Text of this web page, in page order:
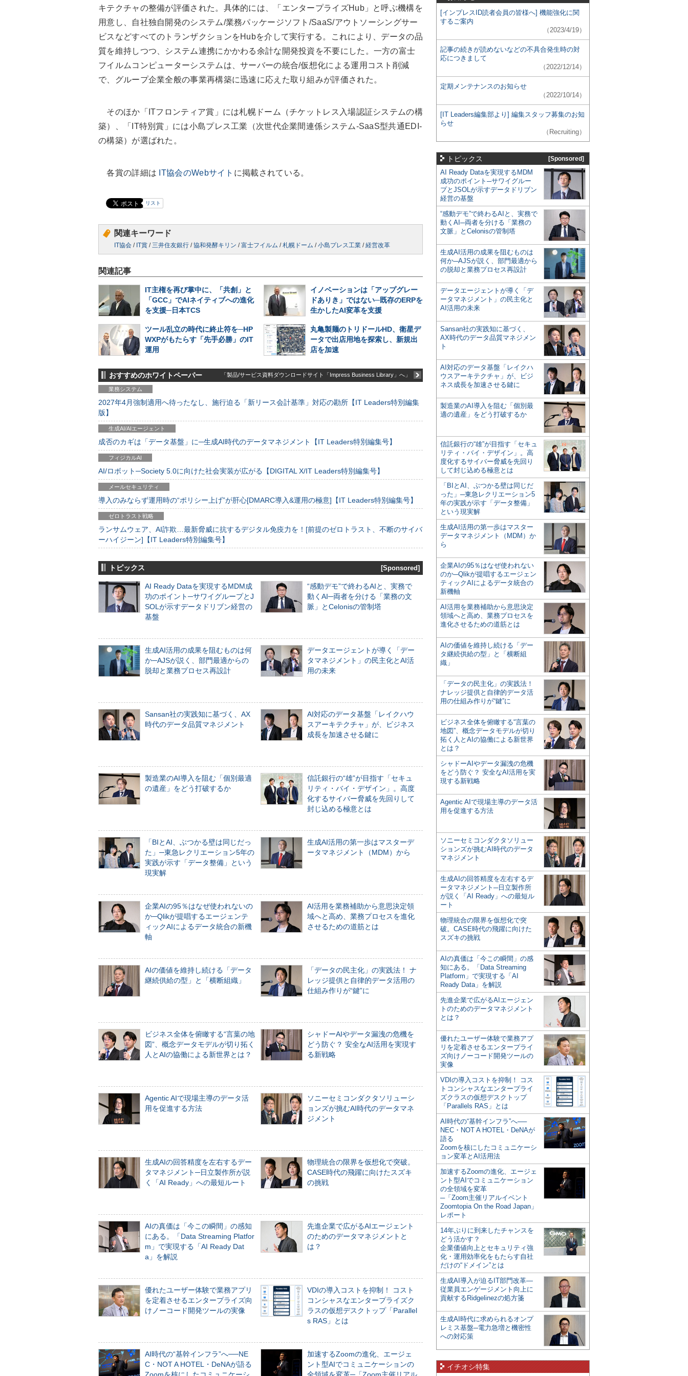
キテクチャの整備が評価された。具体的には、「エンタープライズHub」と呼ぶ機構を
用意し、自社独自開発のシステム/業務パッケージソフト/SaaS/アウトソーシングサー
ビスなどすべてのトランザクションをHubを介して実行する。これにより、データの品
質を維持しつつ、システム連携にかかわる余計な開発投資を不要にした。一方の富士
フイルムコンピューターシステムは、サーバーの統合/仮想化による運用コスト削減
で、グループ企業全般の事業再構築に迅速に応えた取り組みが評価された。
そのほか「ITフロンティア賞」には札幌ドーム（チケットレス入場認証システムの構
築）、「IT特別賞」には小島プレス工業（次世代企業間連係システム-SaaS型共通EDI-
の構築）が選ばれた。
各賞の詳細は IT協会のWebサイト に掲載されている。
リスト
関連キーワード
IT協会 / IT賞 /三井住友銀行 /協和発酵キリン /富士フイルム /札幌ドーム /小島プレス工業 /経営改革
関連記事
IT主権を再び掌中に、「共創」と
「GCC」でAIネイティブへの進化
を支援─日本TCS
イノベーションは「アップグレー
ドありき」ではない─既存のERPを
生かしたAI変革を支援
ツール乱立の時代に終止符を─HP
WXPがもたらす「先手必勝」のIT
運用
丸亀製麺のトリドールHD、衛星デ
ータで出店用地を探索し、新規出
店を加速
おすすめのホワイトペーパー 「製品/サービス資料ダウンロードサイト「Impress Business Library」へ」
業務システム
2027年4月強制適用へ待ったなし、施行迫る「新リース会計基準」対応の勘所【IT Leaders特別編集
版】
生成AI/AIエージェント
成否のカギは「データ基盤」に─生成AI時代のデータマネジメント【IT Leaders特別編集号】
フィジカルAI
AI/ロボット─Society 5.0に向けた社会実装が広がる【DIGITAL X/IT Leaders特別編集号】
メールセキュリティ
導入のみならず運用時の“ポリシー上げ”が肝心[DMARC導入&運用の極意]【IT Leaders特別編集号】
ゼロトラスト戦略
ランサムウェア、AI詐欺…最新脅威に抗するデジタル免疫力を！[前提のゼロトラスト、不断のサイバ
ーハイジーン]【IT Leaders特別編集号】
トピックス [Sponsored]
AI Ready Dataを実現するMDM成
功のポイント─サワイグループとJ
SOLが示すデータドリブン経営の
基盤
“感動デモ”で終わるAIと、実務で
動くAI─両者を分ける「業務の文
脈」とCelonisの管制塔
生成AI活用の成果を阻むものは何
か─AJSが説く、部門最適からの
脱却と業務プロセス再設計
データエージェントが導く「デー
タマネジメント」の民主化とAI活
用の未来
Sansan社の実践知に基づく、AX
時代のデータ品質マネジメント
AI対応のデータ基盤「レイクハウ
スアーキテクチャ」が、ビジネス
成長を加速させる鍵に
製造業のAI導入を阻む「個別最適
の遺産」をどう打破するか
信託銀行の“雄”が目指す「セキュ
リティ・バイ・デザイン」。高度
化するサイバー脅威を先回りして
封じ込める極意とは
「BIとAI、ぶつかる壁は同じだっ
た」─東急レクリエーション5年の
実践が示す「データ整備」という
現実解
生成AI活用の第一歩はマスターデ
ータマネジメント（MDM）から
企業AIの95％はなぜ使われないの
か─Qlikが提唱するエージェンテ
ィックAIによるデータ統合の新機
軸
AI活用を業務補助から意思決定領
域へと高め、業務プロセスを進化
させるための道筋とは
AIの価値を維持し続ける「データ
継続供給の型」と「横断組織」
「データの民主化」の実践法！ ナ
レッジ提供と自律的データ活用の
仕組み作りが“鍵”に
ビジネス全体を俯瞰する“言葉の地
図”、概念データモデルが切り拓く
人とAIの協働による新世界とは？
シャドーAIやデータ漏洩の危機を
どう防ぐ？ 安全なAI活用を実現す
る新戦略
Agentic AIで現場主導のデータ活
用を促進する方法
ソニーセミコンダクタソリューシ
ョンズが挑むAI時代のデータマネ
ジメント
生成AIの回答精度を左右するデー
タマネジメント─日立製作所が説
く「AI Ready」への最短ルート
物理統合の限界を仮想化で突破。
CASE時代の飛躍に向けたスズキ
の挑戦
AIの真価は「今この瞬間」の感知
にある。「Data Streaming Platfor
m」で実現する「AI Ready Dat
a」を解説
先進企業で広がるAIエージェント
のためのデータマネジメントと
は？
優れたユーザー体験で業務アプリ
を定着させるエンタープライズ向
けノーコード開発ツールの実像
VDIの導入コストを抑制！ コスト
コンシャスなエンタープライズク
ラスの仮想デスクトップ「Parallel
s RAS」とは
AI時代の“基幹インフラ”へ──NE
C・NOT A HOTEL・DeNAが語る
加速するZoomの進化、エージェ
ント型AIでコミュニケーションの
[インプレスID読者会員の皆様へ] 機能強化に関
するご案内
（2023/4/19）
記事の続きが読めないなどの不具合発生時の対
応につきまして
（2022/12/14）
定期メンテナンスのお知らせ
（2022/10/14）
[IT Leaders編集部より] 編集スタッフ募集のお知
らせ
（Recruiting）
トピックス [Sponsored]
AI Ready Dataを実現するMDM
成功のポイント─サワイグルー
プとJSOLが示すデータドリブン
経営の基盤
“感動デモ”で終わるAIと、実務で
動くAI─両者を分ける「業務の
文脈」とCelonisの管制塔
生成AI活用の成果を阻むものは
何か─AJSが説く、部門最適から
の脱却と業務プロセス再設計
データエージェントが導く「デ
ータマネジメント」の民主化と
AI活用の未来
Sansan社の実践知に基づく、
AX時代のデータ品質マネジメン
ト
AI対応のデータ基盤「レイクハ
ウスアーキテクチャ」が、ビジ
ネス成長を加速させる鍵に
製造業のAI導入を阻む「個別最
適の遺産」をどう打破するか
信託銀行の“雄”が目指す「セキュ
リティ・バイ・デザイン」。高
度化するサイバー脅威を先回り
して封じ込める極意とは
「BIとAI、ぶつかる壁は同じだ
った」─東急レクリエーション5
年の実践が示す「データ整備」
という現実解
生成AI活用の第一歩はマスター
データマネジメント（MDM）か
ら
企業AIの95％はなぜ使われない
のか─Qlikが提唱するエージェン
ティックAIによるデータ統合の
新機軸
AI活用を業務補助から意思決定
領域へと高め、業務プロセスを
進化させるための道筋とは
AIの価値を維持し続ける「デー
タ継続供給の型」と「横断組
織」
「データの民主化」の実践法！
ナレッジ提供と自律的データ活
用の仕組み作りが“鍵”に
ビジネス全体を俯瞰する“言葉の
地図”、概念データモデルが切り
拓く人とAIの協働による新世界
とは？
シャドーAIやデータ漏洩の危機
をどう防ぐ？ 安全なAI活用を実
現する新戦略
Agentic AIで現場主導のデータ活
用を促進する方法
ソニーセミコンダクタソリュー
ションズが挑むAI時代のデータ
マネジメント
生成AIの回答精度を左右するデ
ータマネジメント─日立製作所
が説く「AI Ready」への最短ル
ート
物理統合の限界を仮想化で突
破。CASE時代の飛躍に向けた
スズキの挑戦
AIの真価は「今この瞬間」の感
知にある。「Data Streaming
Platform」で実現する「AI
Ready Data」を解説
先進企業で広がるAIエージェン
トのためのデータマネジメント
とは？
優れたユーザー体験で業務アプ
リを定着させるエンタープライ
ズ向けノーコード開発ツールの
実像
VDIの導入コストを抑制！ コス
トコンシャスなエンタープライ
ズクラスの仮想デスクトップ
「Parallels RAS」とは
AI時代の“基幹インフラ”へ──
NEC・NOT A HOTEL・DeNAが
語る
Zoomを核にしたコミュニケーシ
ョン変革とAI活用法
加速するZoomの進化、エージェ
ント型AIでコミュニケーション
の全領域を変革
─「Zoom主催リアルイベント
Zoomtopia On the Road Japan」
レポート
14年ぶりに到来したチャンスを
どう活かす？
企業価値向上とセキュリティ強
化・運用効率化をもたらす自社
だけの“ドメイン”とは
生成AI導入が迫るIT部門改革―
従業員エンゲージメント向上に
貢献するRidgelinezの処方箋
生成AI時代に求められるオンプ
レミス基盤─電力急増と機密性
への対応策
イチオシ特集